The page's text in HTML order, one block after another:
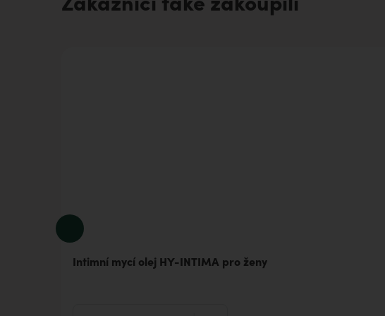
Intimní mycí olej HY-INTIMA pro ženy